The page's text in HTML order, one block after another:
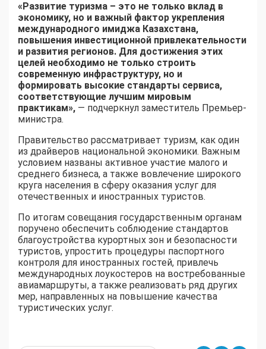
«Развитие туризма – это не только вклад в
экономику, но и важный фактор укрепления
международного имиджа Казахстана,
повышения инвестиционной привлекательности
и развития регионов. Для достижения этих
целей необходимо не только строить
современную инфраструктуру, но и
формировать высокие стандарты сервиса,
соответствующие лучшим мировым
практикам», — подчеркнул заместитель Премьер-
министра.
Правительство рассматривает туризм, как один
из драйверов национальной экономики. Важным
условием названы активное участие малого и
среднего бизнеса, а также вовлечение широкого
круга населения в сферу оказания услуг для
отечественных и иностранных туристов.
По итогам совещания государственным органам
поручено обеспечить соблюдение стандартов
благоустройства курортных зон и безопасности
туристов, упростить процедуры паспортного
контроля для иностранных гостей, привлечь
международных лоукостеров на востребованные
авиамаршруты, а также реализовать ряд других
мер, направленных на повышение качества
туристических услуг.